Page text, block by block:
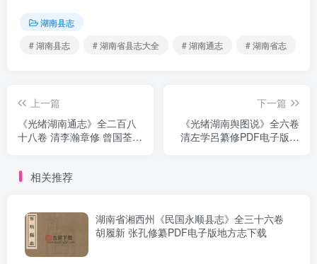
湖南县志
# 湖南县志
# 湖南省县志大全 # 湖南通志 # 湖南省志
上一篇
《光绪湖南通志》全二百八
十八卷 清李瀚章修 曾国荃纂
下一篇
《光绪湖南舆图说》全六卷
清左学呂纂修PDF电子版地
相关推荐
湖南省湘西州《民国永顺县志》全三十六卷
胡履新 张孔修纂PDF电子版地方志下载